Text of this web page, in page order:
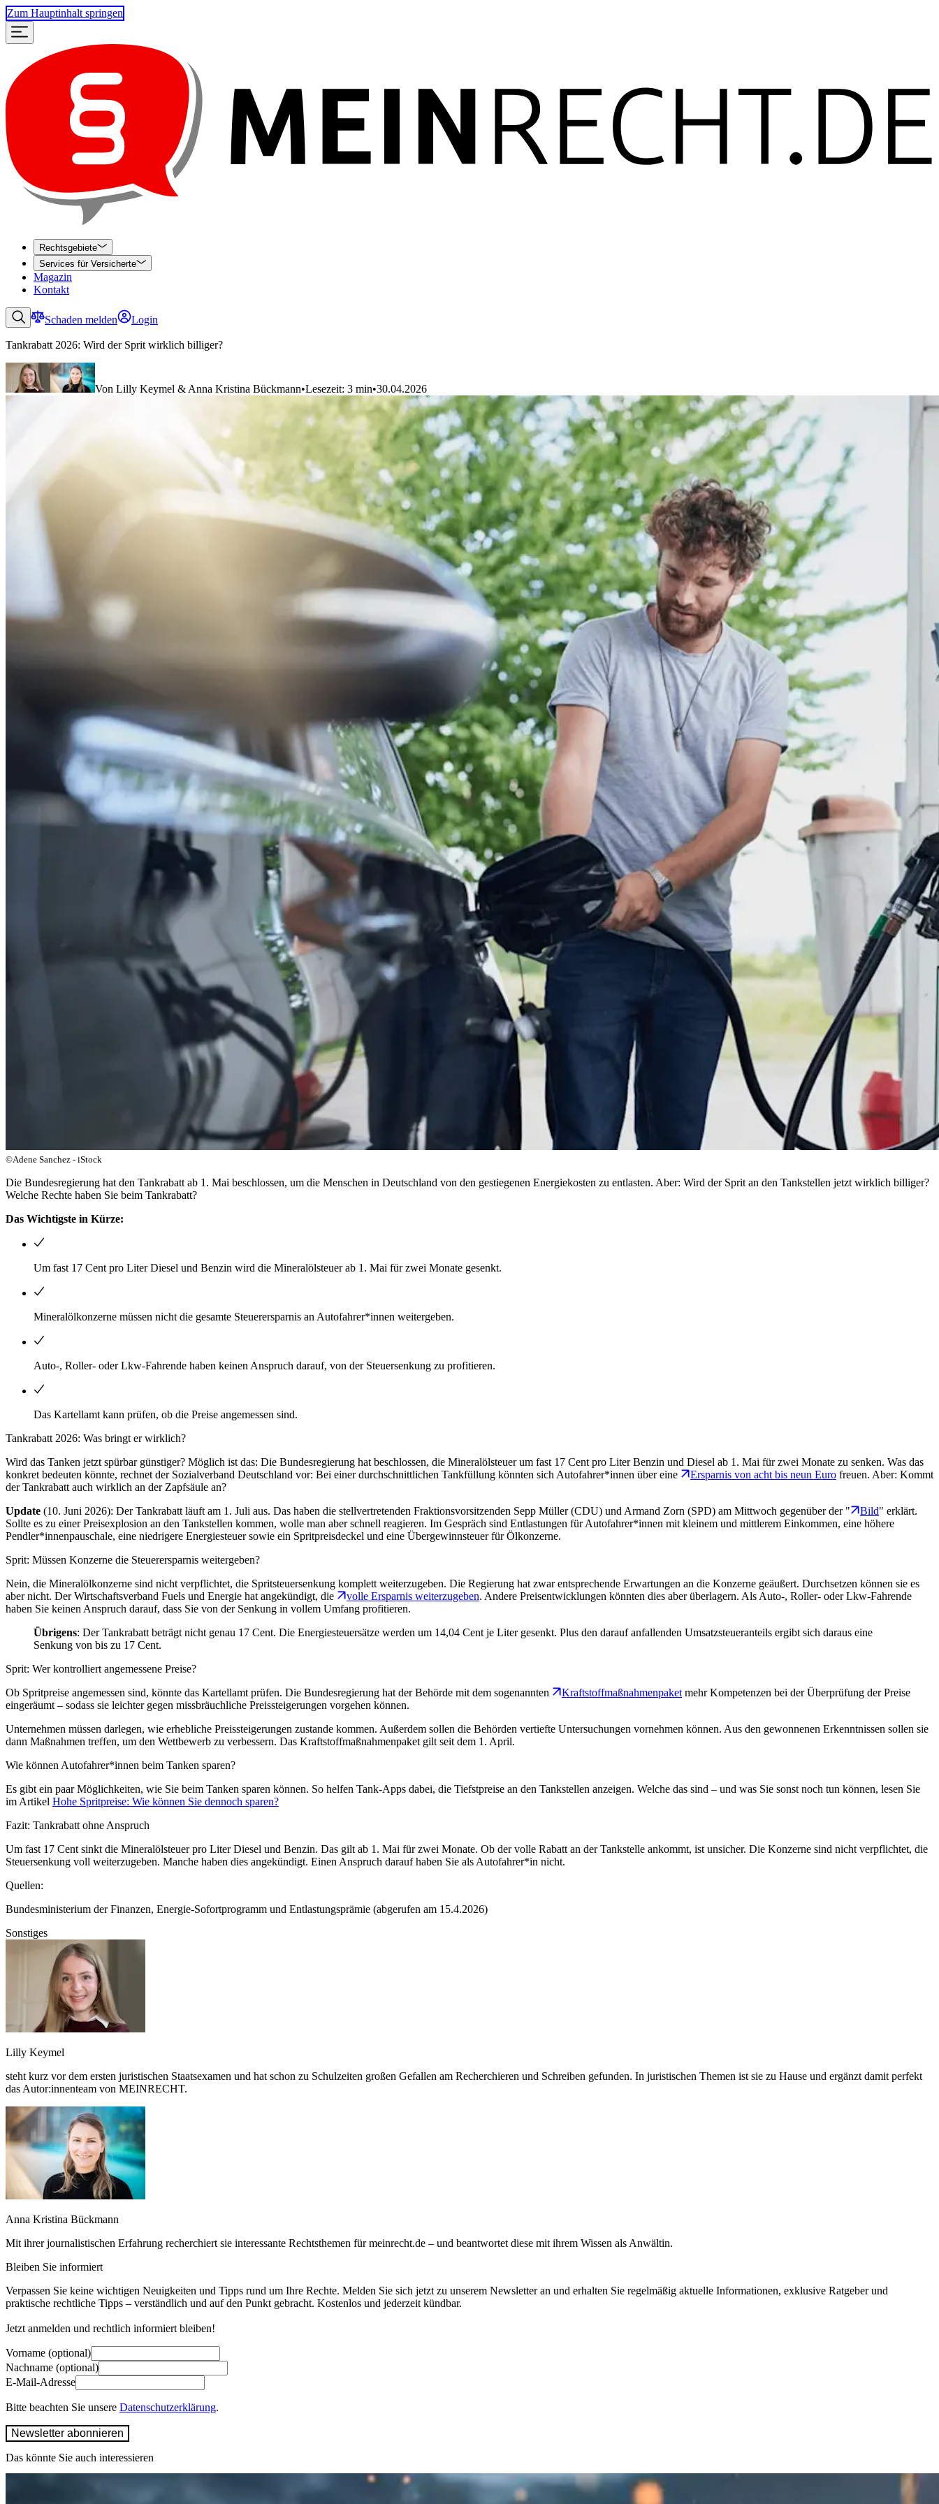
Zum Hauptinhalt springen
Rechtsgebiete
Services für Versicherte
Magazin
Kontakt
Schaden melden Login
Tankrabatt 2026: Wird der Sprit wirklich billiger?
Von Lilly Keymel & Anna Kristina Bückmann•Lesezeit: 3 min•30.04.2026
©Adene Sanchez - iStock
Die Bundesregierung hat den Tankrabatt ab 1. Mai beschlossen, um die Menschen in Deutschland von den gestiegenen Energiekosten zu entlasten. Aber: Wird der Sprit an den Tankstellen jetzt wirklich billiger?
Welche Rechte haben Sie beim Tankrabatt?
Das Wichtigste in Kürze:
Um fast 17 Cent pro Liter Diesel und Benzin wird die Mineralölsteuer ab 1. Mai für zwei Monate gesenkt.
Mineralölkonzerne müssen nicht die gesamte Steuerersparnis an Autofahrer*innen weitergeben.
Auto-, Roller- oder Lkw-Fahrende haben keinen Anspruch darauf, von der Steuersenkung zu profitieren.
Das Kartellamt kann prüfen, ob die Preise angemessen sind.
Tankrabatt 2026: Was bringt er wirklich?
Wird das Tanken jetzt spürbar günstiger? Möglich ist das: Die Bundesregierung hat beschlossen, die Mineralölsteuer um fast 17 Cent pro Liter Benzin und Diesel ab 1. Mai für zwei Monate zu senken. Was das
konkret bedeuten könnte, rechnet der Sozialverband Deutschland vor: Bei einer durchschnittlichen Tankfüllung könnten sich Autofahrer*innen über eine
Ersparnis von acht bis neun Euro freuen. Aber: Kommt
der Tankrabatt auch wirklich an der Zapfsäule an?
Update (10. Juni 2026): Der Tankrabatt läuft am 1. Juli aus. Das haben die stellvertretenden Fraktionsvorsitzenden Sepp Müller (CDU) und Armand Zorn (SPD) am Mittwoch gegenüber der " Bild" erklärt.
Sollte es zu einer Preisexplosion an den Tankstellen kommen, wolle man aber schnell reagieren. Im Gespräch sind Entlastungen für Autofahrer*innen mit kleinem und mittlerem Einkommen, eine höhere
Pendler*innenpauschale, eine niedrigere Energiesteuer sowie ein Spritpreisdeckel und eine Übergewinnsteuer für Ölkonzerne.
Sprit: Müssen Konzerne die Steuerersparnis weitergeben?
Nein, die Mineralölkonzerne sind nicht verpflichtet, die Spritsteuersenkung komplett weiterzugeben. Die Regierung hat zwar entsprechende Erwartungen an die Konzerne geäußert. Durchsetzen können sie es
aber nicht. Der Wirtschaftsverband Fuels und Energie hat angekündigt, die
volle Ersparnis weiterzugeben. Andere Preisentwicklungen könnten dies aber überlagern. Als Auto-, Roller- oder Lkw-Fahrende
haben Sie keinen Anspruch darauf, dass Sie von der Senkung in vollem Umfang profitieren.
Übrigens: Der Tankrabatt beträgt nicht genau 17 Cent. Die Energiesteuersätze werden um 14,04 Cent je Liter gesenkt. Plus den darauf anfallenden Umsatzsteueranteils ergibt sich daraus eine
Senkung von bis zu 17 Cent.
Sprit: Wer kontrolliert angemessene Preise?
Ob Spritpreise angemessen sind, könnte das Kartellamt prüfen. Die Bundesregierung hat der Behörde mit dem sogenannten
Kraftstoffmaßnahmenpaket mehr Kompetenzen bei der Überprüfung der Preise
eingeräumt – sodass sie leichter gegen missbräuchliche Preissteigerungen vorgehen können.
Unternehmen müssen darlegen, wie erhebliche Preissteigerungen zustande kommen. Außerdem sollen die Behörden vertiefte Untersuchungen vornehmen können. Aus den gewonnenen Erkenntnissen sollen sie
dann Maßnahmen treffen, um den Wettbewerb zu verbessern. Das Kraftstoffmaßnahmenpaket gilt seit dem 1. April.
Wie können Autofahrer*innen beim Tanken sparen?
Es gibt ein paar Möglichkeiten, wie Sie beim Tanken sparen können. So helfen Tank-Apps dabei, die Tiefstpreise an den Tankstellen anzeigen. Welche das sind – und was Sie sonst noch tun können, lesen Sie
im Artikel Hohe Spritpreise: Wie können Sie dennoch sparen?
Fazit: Tankrabatt ohne Anspruch
Um fast 17 Cent sinkt die Mineralölsteuer pro Liter Diesel und Benzin. Das gilt ab 1. Mai für zwei Monate. Ob der volle Rabatt an der Tankstelle ankommt, ist unsicher. Die Konzerne sind nicht verpflichtet, die
Steuersenkung voll weiterzugeben. Manche haben dies angekündigt. Einen Anspruch darauf haben Sie als Autofahrer*in nicht.
Quellen:
Bundesministerium der Finanzen, Energie-Sofortprogramm und Entlastungsprämie (abgerufen am 15.4.2026)
Sonstiges
Lilly Keymel
steht kurz vor dem ersten juristischen Staatsexamen und hat schon zu Schulzeiten großen Gefallen am Recherchieren und Schreiben gefunden. In juristischen Themen ist sie zu Hause und ergänzt damit perfekt
das Autor:innenteam von MEINRECHT.
Anna Kristina Bückmann
Mit ihrer journalistischen Erfahrung recherchiert sie interessante Rechtsthemen für meinrecht.de – und beantwortet diese mit ihrem Wissen als Anwältin.
Bleiben Sie informiert
Verpassen Sie keine wichtigen Neuigkeiten und Tipps rund um Ihre Rechte. Melden Sie sich jetzt zu unserem Newsletter an und erhalten Sie regelmäßig aktuelle Informationen, exklusive Ratgeber und
praktische rechtliche Tipps – verständlich und auf den Punkt gebracht. Kostenlos und jederzeit kündbar.
Jetzt anmelden und rechtlich informiert bleiben!
Vorname (optional)
Nachname (optional)
E-Mail-Adresse
Bitte beachten Sie unsere Datenschutzerklärung.
Newsletter abonnieren
Das könnte Sie auch interessieren